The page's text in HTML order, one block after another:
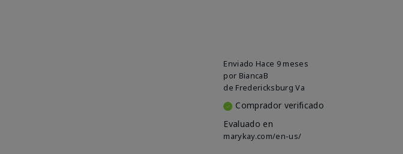
Enviado Hace 9 meses
por BiancaB
de Fredericksburg Va
Comprador verificado
Evaluado en
marykay.com/en-us/